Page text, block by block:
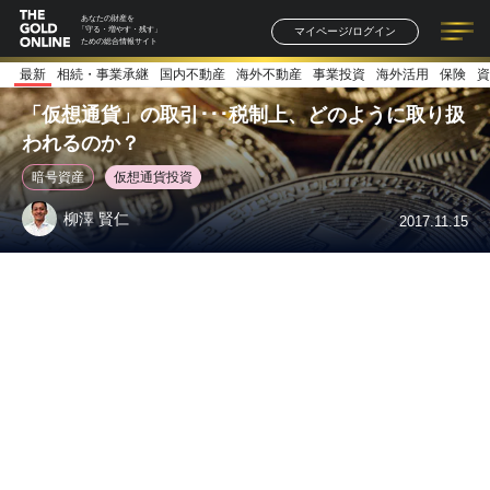
あなたの財産を
「守る・増やす・残す」
ための総合情報サイト
マイページ/ログイン
記事一覧 連載一覧
著者一覧 書籍一覧
最新 相続・事業承継 国内不動産 海外不動産 事業投資 海外活用 保険
「仮想通貨」の取引･･･税制上、どのように取り扱
われるのか？
暗号資産 仮想通貨投資
柳澤 賢仁 2017.11.15